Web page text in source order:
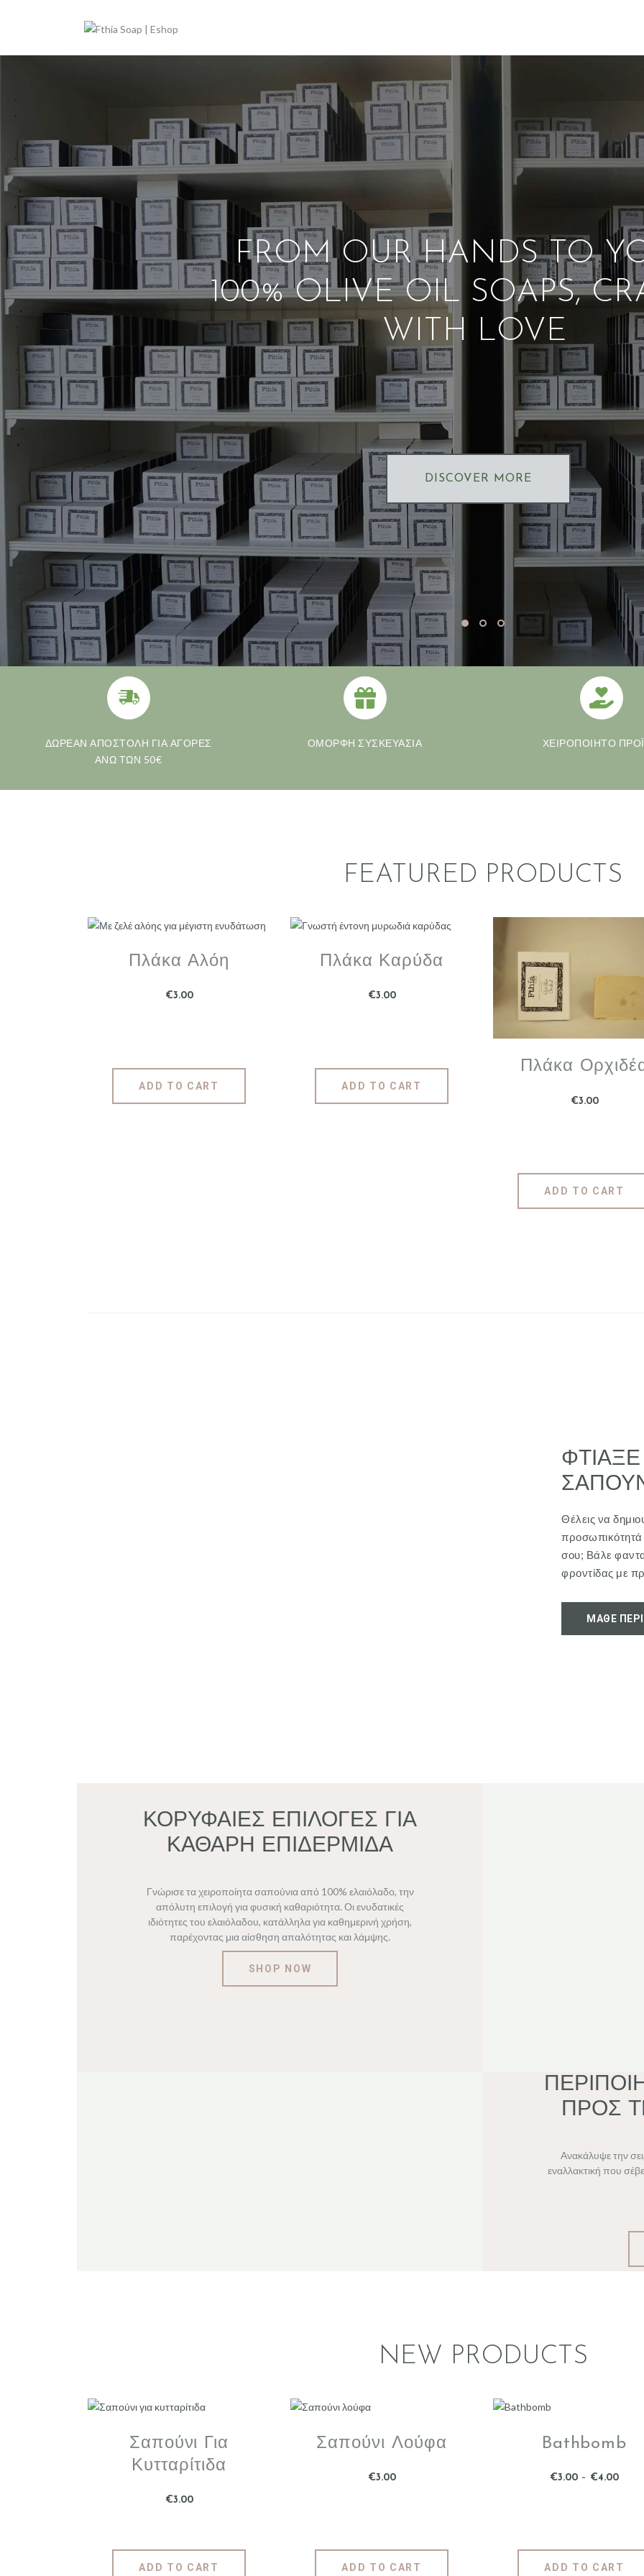
FROM OUR HANDS TO
100% OLIVE OIL SOAPS,
WITH LOVE
DISCOVER MORE
ΔΩΡΕΑΝ ΑΠΟΣΤΟΛΗ ΓΙΑ ΑΓΟΡΕΣ
ΑΝΩ ΤΩΝ 50€
ΟΜΟΡΦΗ ΣΥΣΚΕΥΑΣΙΑ ΧΕΙΡΟΠΟΙΗΤΟ
FEATURED PRODUCTS
Πλάκα Αλόη
€3.00
ADD TO CART
Πλάκα Καρύδα
€3.00
ADD TO CART
Πλάκα
€3.00
ADD TO CART
Θέλεις να
σου; Βάλε
φροντίδας με
ΜΑΘΕ
ΚΟΡΥΦΑΙΕΣ ΕΠΙΛΟΓΕΣ ΓΙΑ
ΚΑΘΑΡΗ ΕΠΙΔΕΡΜΙΔΑ
Γνώρισε τα χειροποίητα σαπούνια από 100% ελαιόλαδο, την
απόλυτη επιλογή για φυσική καθαριότητα. Οι ενυδατικές
ιδιότητες του ελαιόλαδου, κατάλληλα για καθημερινή χρήση,
παρέχοντας μια αίσθηση απαλότητας και λάμψης.
SHOP NOW
ΠΡΟΣ
Ανακάλυψε την
εναλλακτική που
NEW PRODUCTS
Σαπούνι Για
Κυτταρίτιδα
€3.00
ADD TO CART
Σαπούνι Λούφα
€3.00
ADD TO CART
Bathbomb
€3.00 – €4.00
ADD TO CART